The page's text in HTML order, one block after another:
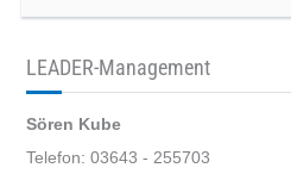
LEADER-Management
Sören Kube
Telefon: 03643 - 255703